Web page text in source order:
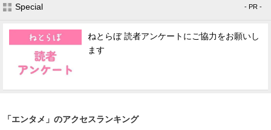
Special - PR -
ねとらぼ 読者アンケートにご協力をお願いし
ます
「エンタメ」のアクセスランキング